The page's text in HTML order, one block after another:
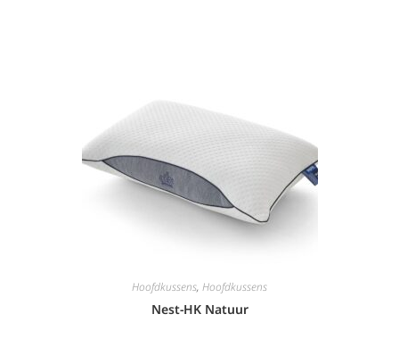
Hoofdkussens, Hoofdkussens
Nest-HK Natuur